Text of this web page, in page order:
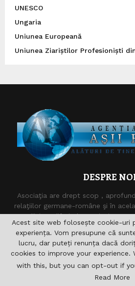
UNESCO
Ungaria
Uniunea Europeană
Uniunea Ziariștilor Profesioniști
DESPRE
Asociaţia are drept scop ,
relaţiilor germane-române şi în
sprijinirea diferitelor acţiuni
cultură, sport, radio, Informaţie şi
accesului către noile căi de
primul rand obtinerea unui
Contact :
Acest site web folosește cookie-uri
experiența. Vom presupune că
lucru, dar puteți renunța dacă
cookies to improve your experience.
with this, but you can opt-out if
Read More